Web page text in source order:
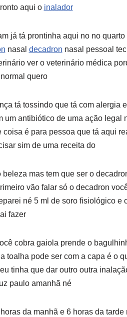
aqui o inalador
já tá prontinha aqui no no
nasal decadron nasal pessoal
ver o veterinário médica
quero
tá tossindo que tá com alergia
um antibiótico de uma ação
coisa é para pessoa que tá aqui
sim de uma receita do
beleza mas tem que ser o
vão falar só o decadron
né 5 ml de soro fisiológico
fazer
cobra gaiola prende o
toalha pode ser com a capa é o
tinha que dar outro outra
paulo amanhã né
da manhã e 6 horas da